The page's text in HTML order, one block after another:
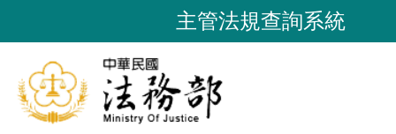
到
要
內
主管法規查詢系統